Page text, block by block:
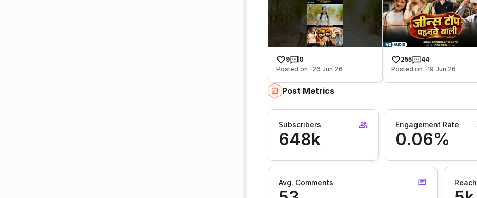
9
0
Posted on -26 Jun 26
255
44
Posted on -19 Jun 26
Post Metrics
Subscribers
648k
Engagement Rate
0.06%
Avg. Comments Reach